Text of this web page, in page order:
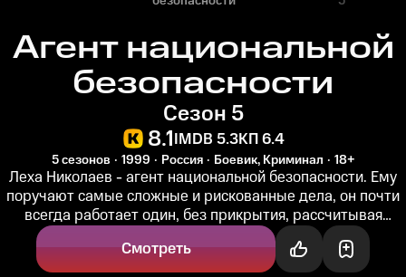
Агент национальной
безопасности
Сезон 5
8.1IMDB 5.3КП 6.4
5 сезонов 1999 Россия Боевик, Криминал 18+
Леха Николаев - агент национальной безопасности. Ему
поручают самые сложные и рискованные дела, он почти
всегда работает один, без прикрытия, рассчитывая
только на собственные...
Смотреть